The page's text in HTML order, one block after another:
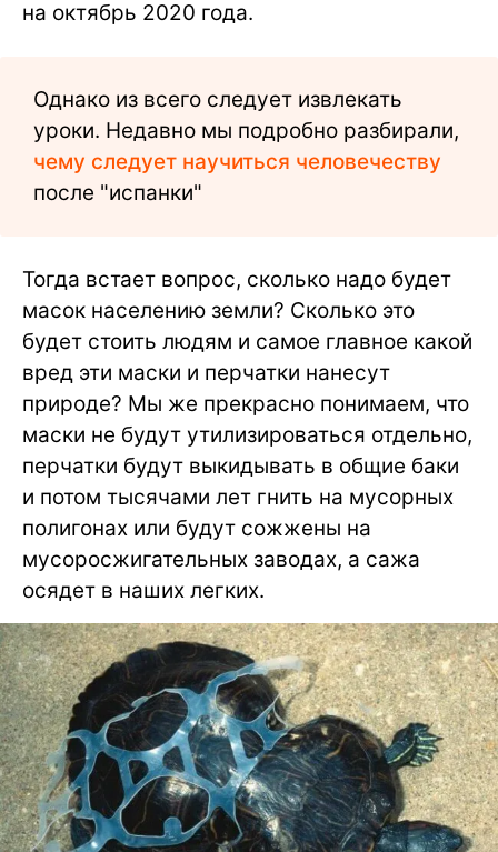
на октябрь 2020 года.
Однако из всего следует извлекать
уроки. Недавно мы подробно разбирали,
чему следует научиться человечеству
после "испанки"
Тогда встает вопрос, сколько надо будет
масок населению земли? Сколько это
будет стоить людям и самое главное какой
вред эти маски и перчатки нанесут
природе? Мы же прекрасно понимаем, что
маски не будут утилизироваться отдельно,
перчатки будут выкидывать в общие баки
и потом тысячами лет гнить на мусорных
полигонах или будут сожжены на
мусоросжигательных заводах, а сажа
осядет в наших легких.